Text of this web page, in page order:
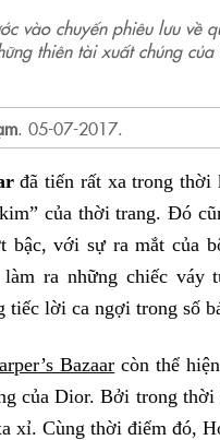
vào chuyến phiêu lưu về
thiên tài xuất chúng
. 05-07-2017.
đã tiến rất xa trong thời
của thời trang. Đó
bậc, với sự ra mắt của
làm ra những chiếc
tiếc lời ca ngợi trong số
Bazaar còn thể
của Dior. Bởi trong
xỉ. Cùng thời điểm đó,